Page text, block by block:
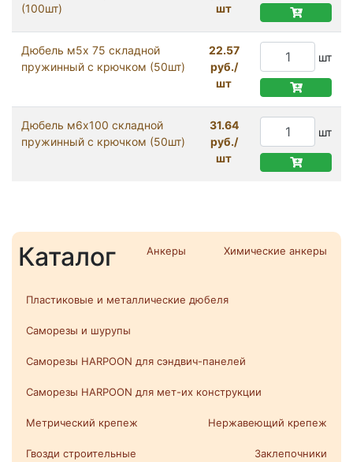
Каталог Анкеры Химические анкеры
Пластиковые и металлические дюбеля
Саморезы и шурупы
Саморезы HARPOON для сэндвич-панелей
Саморезы HARPOON для мет-их конструкции
Метрический крепеж Нержавеющий крепеж
Гвозди строительные Заклепочники
(100шт)
шт
Дюбель м5х 75 складной
пружинный с крючком (50шт)
22.57
руб./
шт
шт
Дюбель м6х100 складной
пружинный с крючком (50шт)
31.64
руб./
шт
шт